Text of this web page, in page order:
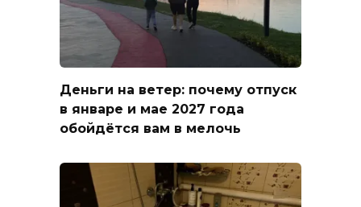
Деньги на ветер: почему отпуск
в январе и мае 2027 года
обойдётся вам в мелочь